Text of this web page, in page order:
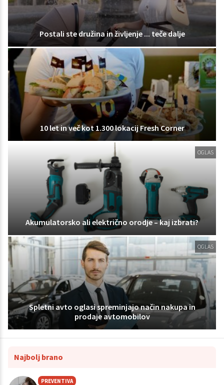
Postali ste družina in življenje ... teče dalje
10 let in več kot 1.300 lokacij Fresh Corner
OGLAS
Akumulatorsko ali električno orodje – kaj izbrati?
OGLAS
Spletni avto oglasi spreminjajo način nakupa in
prodaje avtomobilov
Najbolj brano
PREVENTIVA